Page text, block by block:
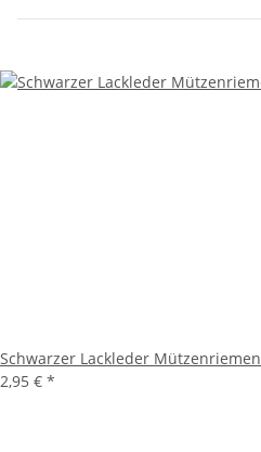
Schwarzer Lackleder Mützenriemen
2,95 € *